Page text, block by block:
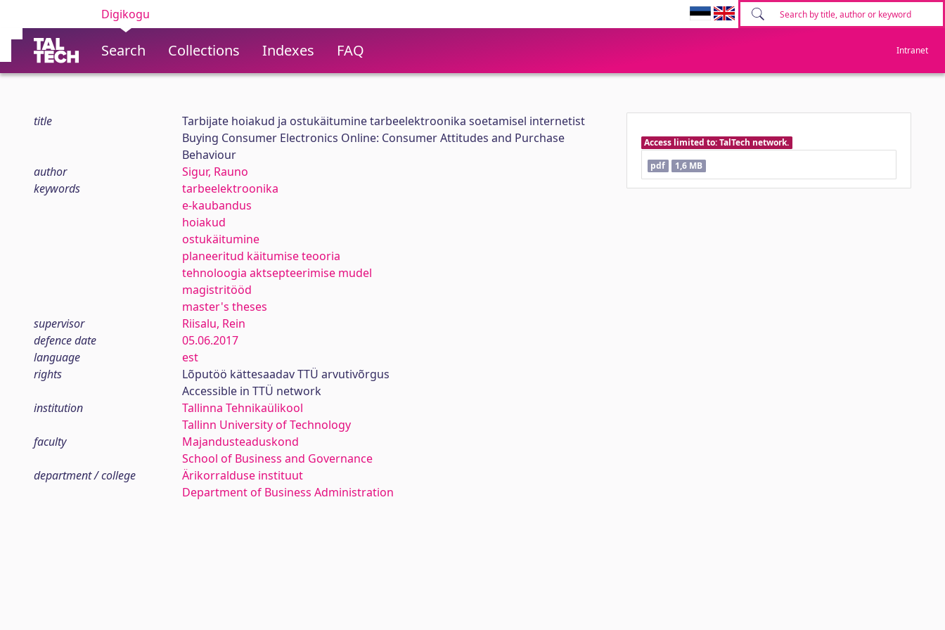
Digikogu
Search Collections Indexes FAQ Intranet
title
Tarbijate hoiakud ja ostukäitumine tarbeelektroonika soetamisel internetist
Buying Consumer Electronics Online: Consumer Attitudes and Purchase
Behaviour
author
Sigur, Rauno
keywords
tarbeelektroonika
e-kaubandus
hoiakud
ostukäitumine
planeeritud käitumise teooria
tehnoloogia aktsepteerimise mudel
magistritööd
master's theses
supervisor
Riisalu, Rein
defence date
05.06.2017
language
est
rights
Lõputöö kättesaadav TTÜ arvutivõrgus
Accessible in TTÜ network
institution
Tallinna Tehnikaülikool
Tallinn University of Technology
faculty
Majandusteaduskond
School of Business and Governance
department / college
Ärikorralduse instituut
Department of Business Administration
Access limited to: TalTech network.
pdf
1,6 MB